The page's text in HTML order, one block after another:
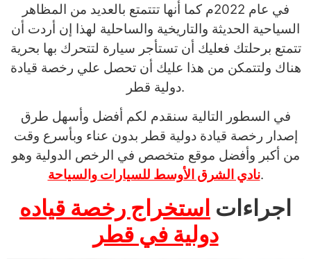
في عام 2022م كما أنها تتتمتع بالعديد من المظاهر
السياحية الحديثة والتاريخية والساحلية لهذا إن أردت أن
تتمتع برحلتك فعليك أن تستأجر سيارة لتتحرك بها بحرية
هناك ولتتمكن من هذا عليك أن تحصل علي رخصة قيادة
دولية قطر.
في السطور التالية سنقدم لكم أفضل وأسهل طرق
إصدار رخصة قيادة دولية قطر بدون عناء وبأسرع وقت
من أكبر وأفضل موقع متخصص في الرخص الدولية وهو
نادي الشرق الأوسط للسيارات والسياحة.
اجراءات استخراج رخصة قياده
دولية في قطر